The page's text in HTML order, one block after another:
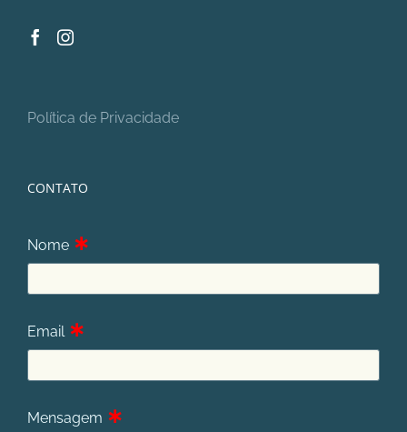
Política de Privacidade
CONTATO
Nome ∗
Email ∗
Mensagem ∗